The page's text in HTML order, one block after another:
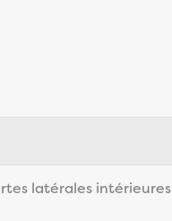
latérales intérieures